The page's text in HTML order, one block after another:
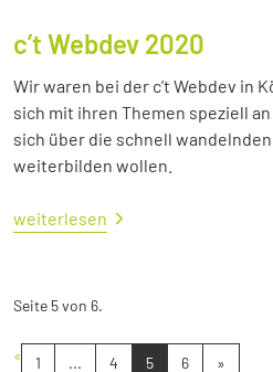
c’t Webdev 2020
Wir waren bei der c’t Webdev in
sich mit ihren Themen speziell
sich über die schnell
weiterbilden wollen.
weiterlesen
Seite 5 von 6.
« 1 ... 4 5 6 »